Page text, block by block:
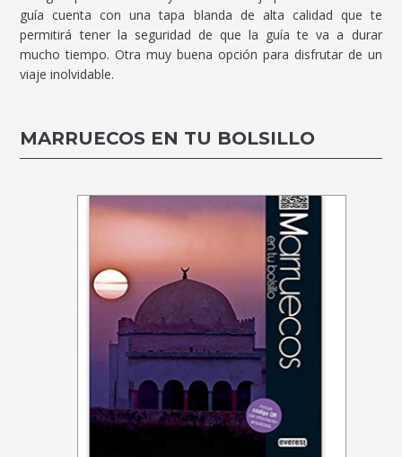
guía cuenta con una tapa blanda de alta calidad que te
permitirá tener la seguridad de que la guía te va a durar
mucho tiempo. Otra muy buena opción para disfrutar de un
viaje inolvidable.
MARRUECOS EN TU BOLSILLO